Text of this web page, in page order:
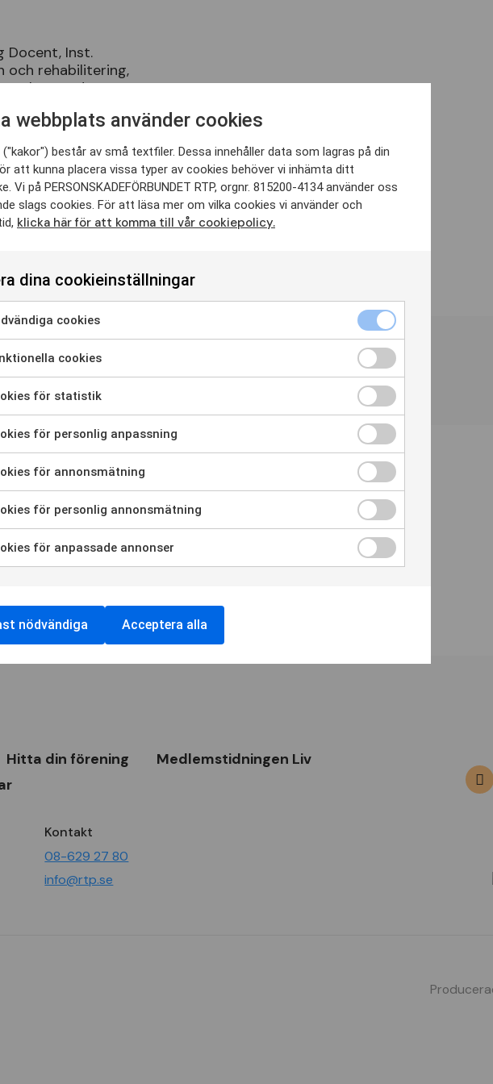
Docent, Inst.
och rehabilitering,
talar om det nya
långvarig smärta som
i
i den grupp som tagit
på nationell nivå och
regionala och lokala
nu planerar för en
Region Västerbotten.
RTPs nyhetsbrev
Hitta din förening
Medlemstidningen Liv
Kontakt
08-629 27 80
info@rtp.se
webbplats använder cookies
består av små textfiler. Dessa innehåller data som lagras på din
att kunna placera vissa typer av cookies behöver vi inhämta ditt
Vi på PERSONSKADEFÖRBUNDET RTP, orgnr. 815200-4134 använder oss
slags cookies. För att läsa mer om vilka cookies vi använder och
klicka här för att komma till vår cookiepolicy.
dina cookieinställningar
cookies
cookies
för statistik
för personlig anpassning
för annonsmätning
för personlig annonsmätning
för anpassade annonser
nödvändiga Acceptera alla